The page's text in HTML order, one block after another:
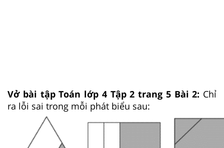
Vở bài tập Toán lớp 4 Tập 2 trang 5 Bài 2: Chỉ
ra lỗi sai trong mỗi phát biểu sau: